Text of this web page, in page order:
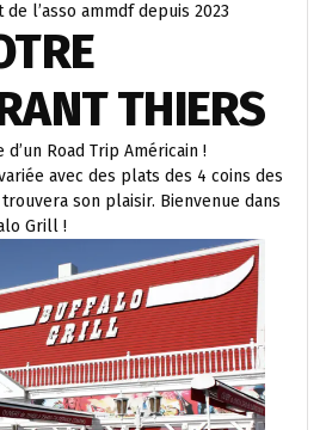
l’asso ammdf depuis 2023
THIERS
Road Trip Américain !
avec des plats des 4 coins des
son plaisir. Bienvenue dans
Grill !